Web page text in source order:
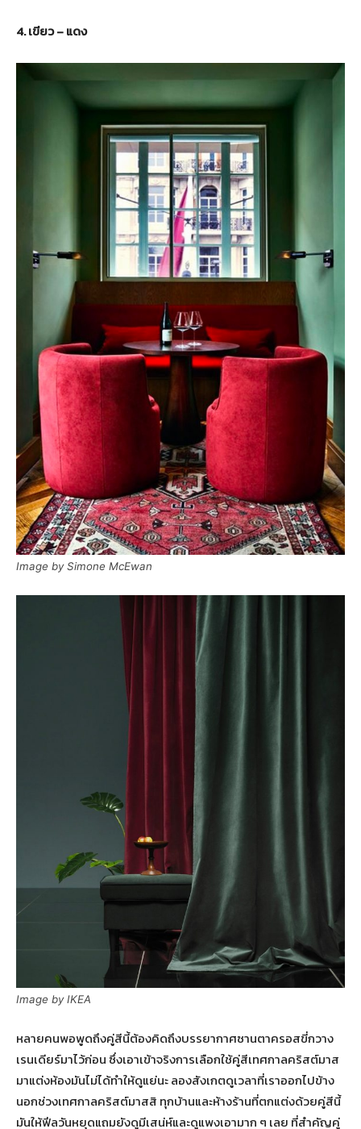
4. เขียว – แดง
Image by Simone McEwan
Image by IKEA
หลายคนพอพูดถึงคู่สีนี้ต้องคิดถึงบรรยากาศซานตาครอสขี่กวาง
เรนเดียร์มาไว้ก่อน ซึ่งเอาเข้าจริงการเลือกใช้คู่สีเทศกาลคริสต์มาส
มาแต่งห้องมันไม่ได้ทำให้ดูแย่นะ ลองสังเกตดูเวลาที่เราออกไปข้าง
นอกช่วงเทศกาลคริสต์มาสสิ ทุกบ้านและห้างร้านที่ตกแต่งด้วยคู่สีนี้
มันให้ฟีลวันหยุดแถมยังดูมีเสน่ห์และดูแพงเอามาก ๆ เลย ที่สำคัญคู่